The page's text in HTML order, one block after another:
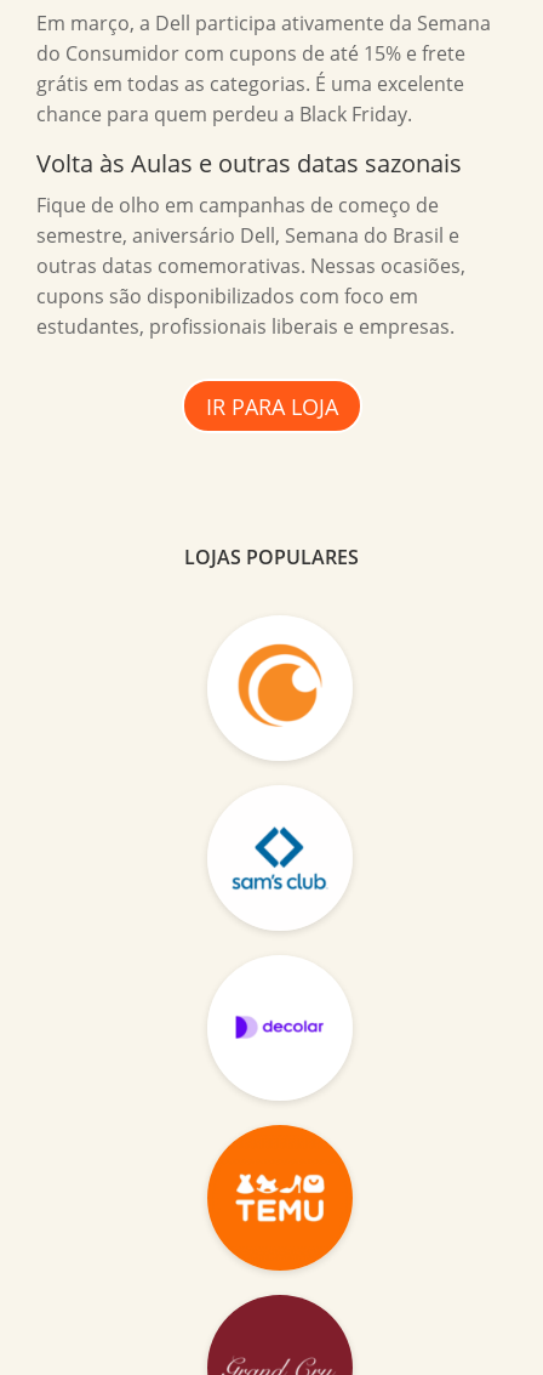
Em março, a Dell participa ativamente da Semana
do Consumidor com cupons de até 15% e frete
grátis em todas as categorias. É uma excelente
chance para quem perdeu a Black Friday.
Volta às Aulas e outras datas sazonais
Fique de olho em campanhas de começo de
semestre, aniversário Dell, Semana do Brasil e
outras datas comemorativas. Nessas ocasiões,
cupons são disponibilizados com foco em
estudantes, profissionais liberais e empresas.
IR PARA LOJA
LOJAS POPULARES